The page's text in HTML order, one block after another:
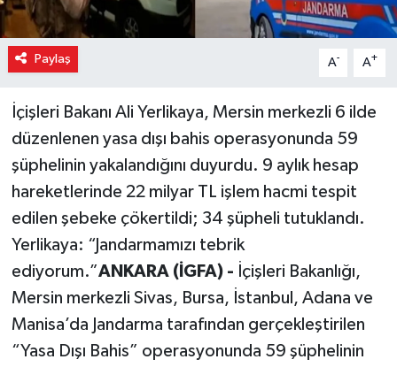
Paylaş A- A+
İçişleri Bakanı Ali Yerlikaya, Mersin merkezli 6 ilde
düzenlenen yasa dışı bahis operasyonunda 59
şüphelinin yakalandığını duyurdu. 9 aylık hesap
hareketlerinde 22 milyar TL işlem hacmi tespit
edilen şebeke çökertildi; 34 şüpheli tutuklandı.
Yerlikaya: “Jandarmamızı tebrik
ediyorum.”ANKARA (İGFA) - İçişleri Bakanlığı,
Mersin merkezli Sivas, Bursa, İstanbul, Adana ve
Manisa’da Jandarma tarafından gerçekleştirilen
“Yasa Dışı Bahis” operasyonunda 59 şüphelinin